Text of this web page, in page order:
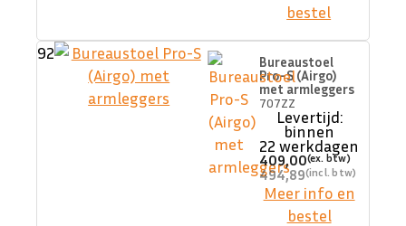
bestel
92
Bureaustoel
Pro-S (Airgo)
met armleggers
707ZZ
Levertijd:
binnen
22 werkdagen
409,00
494,89
Meer info en
bestel